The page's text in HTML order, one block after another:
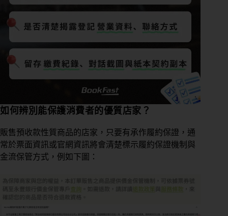
如何辨別能保護消費者的優質店家？
販售預收款性質商品的店家，只要有承作履約保證，通
常於票面資訊或官網資訊將會清楚標示履約保證機制與
金流保管方式，例如下圖：